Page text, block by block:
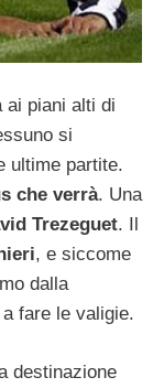
ai piani alti di
si
ultime partite.
che verrà. Una
Trezeguet. Il
, e siccome
dalla
fare le valigie.
destinazione